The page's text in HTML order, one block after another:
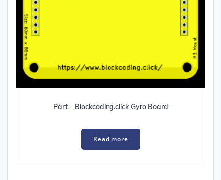
Part – Blockcoding.click Gyro Board
Read more